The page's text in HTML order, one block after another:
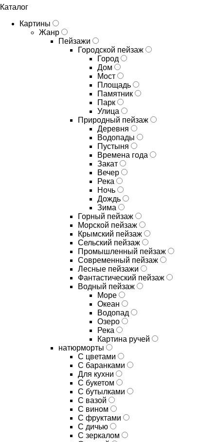
Каталог
Картины
Жанр
Пейзажи
Городской пейзаж
Город
Дом
Мост
Площадь
Памятник
Парк
Улица
Природный пейзаж
Деревня
Водопады
Пустыня
Времена года
Закат
Вечер
Река
Ночь
Дождь
Зима
Горный пейзаж
Морской пейзаж
Крымский пейзаж
Сельский пейзаж
Промышленный пейзаж
Современный пейзаж
Лесные пейзажи
Фантастический пейзаж
Водный пейзаж
Море
Океан
Водопад
Озеро
Река
Картина ручей
натюрморты
С цветами
С баранками
Для кухни
C букетом
C бутылками
C вазой
C вином
C фруктами
C дичью
C зеркалом